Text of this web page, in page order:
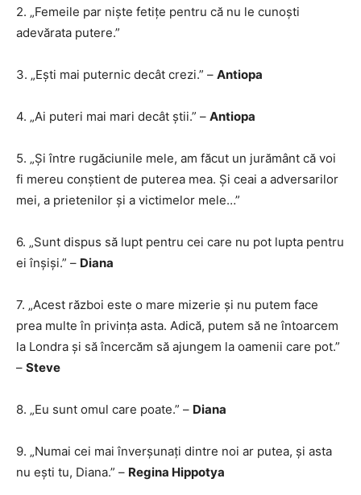
2. „Femeile par niște fetițe pentru că nu le cunoști
adevărata putere.”
3. „Ești mai puternic decât crezi.” – Antiopa
4. „Ai puteri mai mari decât știi.” – Antiopa
5. „Și între rugăciunile mele, am făcut un jurământ că voi
fi mereu conștient de puterea mea. Și ceai a adversarilor
mei, a prietenilor și a victimelor mele…”
6. „Sunt dispus să lupt pentru cei care nu pot lupta pentru
ei înșiși.” – Diana
7. „Acest război este o mare mizerie și nu putem face
prea multe în privința asta. Adică, putem să ne întoarcem
la Londra și să încercăm să ajungem la oamenii care pot.”
– Steve
8. „Eu sunt omul care poate.” – Diana
9. „Numai cei mai înverșunați dintre noi ar putea, și asta
nu ești tu, Diana.” – Regina Hippotya